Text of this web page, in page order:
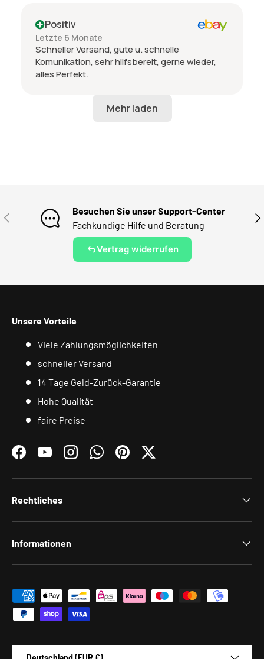
Positiv
Letzte 6 Monate
Schneller Versand, gute u. schnelle
Komunikation, sehr hilfsbereit, gerne wieder,
alles Perfekt.
VORHERIGE
Besuchen Sie unser Support-Center
Fachkundige Hilfe und Beratung
Vertrag widerrufen
Unsere Vorteile
Viele Zahlungsmöglichkeiten
schneller Versand
14 Tage Geld-Zurück-Garantie
Hohe Qualität
faire Preise
FacebookYouTubeInstagramWhatsAppPinterestTwitter
Rechtliches
Informationen
Zahlungsmethoden